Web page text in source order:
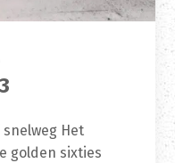
snelweg Het
golden sixties